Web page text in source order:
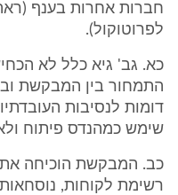
לפרוטוקול).
כא. גב' גיא כלל לא
התמחור בין המבקשת
דומות לנסיבות
שימש כמהנדס פיתוח
כב. המבקשת הוכיחה
רשימת לקוחות, נוסחאות